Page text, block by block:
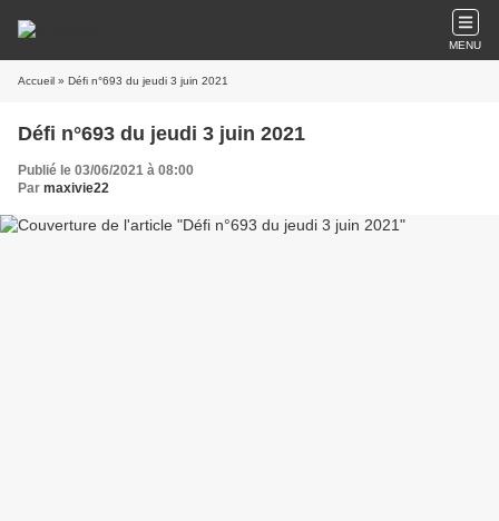
MENU
Accueil » Défi n°693 du jeudi 3 juin 2021
Défi n°693 du jeudi 3 juin 2021
Publié le 03/06/2021 à 08:00
Par maxivie22